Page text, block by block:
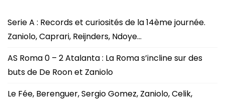
Serie A : Records et curiosités de la 14ème journée.
Zaniolo, Caprari, Reijnders, Ndoye…
AS Roma 0 – 2 Atalanta : La Roma s’incline sur des
buts de De Roon et Zaniolo
Le Fée, Berenguer, Sergio Gomez, Zaniolo, Celik,